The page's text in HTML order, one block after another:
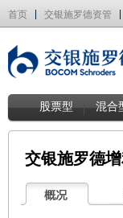
首页 交银施罗德资管
股票型 混合
交银施罗德